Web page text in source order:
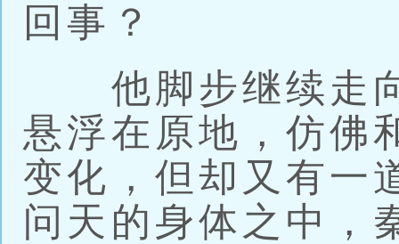
回事？
他脚步继续走向
悬浮在原地，仿佛
变化，但却又有一
问天的身体之中，